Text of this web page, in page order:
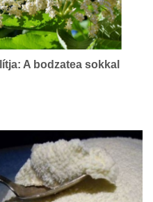
A bodzatea sokkal